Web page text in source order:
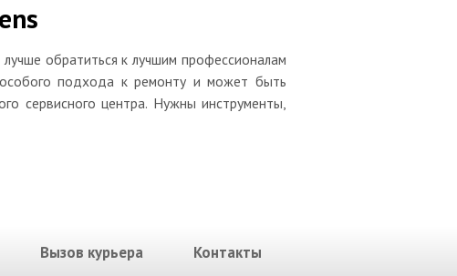
обратиться к лучшим профессионалам
подхода к ремонту и может быть
сервисного центра. Нужны инструменты,
Вызов курьера Контакты